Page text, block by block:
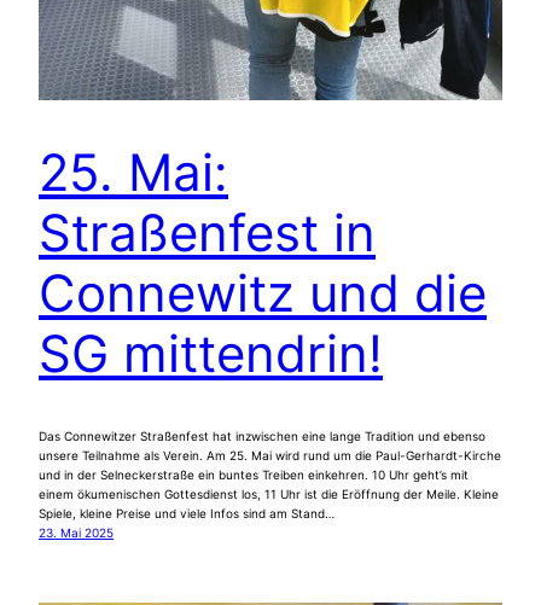
25. Mai:
Straßenfest in
Connewitz und die
SG mittendrin!
Das Connewitzer Straßenfest hat inzwischen eine lange Tradition und ebenso
unsere Teilnahme als Verein. Am 25. Mai wird rund um die Paul-Gerhardt-Kirche
und in der Selneckerstraße ein buntes Treiben einkehren. 10 Uhr geht’s mit
einem ökumenischen Gottesdienst los, 11 Uhr ist die Eröffnung der Meile. Kleine
Spiele, kleine Preise und viele Infos sind am Stand…
23. Mai 2025